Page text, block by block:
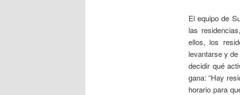
El equipo de
las
ellos, los
levantarse y
decidir qué
gana: “Hay
horario para